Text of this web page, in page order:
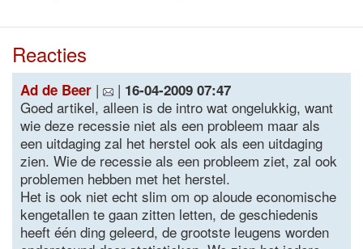
Reacties
Ad de Beer | | 16-04-2009 07:47
Goed artikel, alleen is de intro wat ongelukkig, want
wie deze recessie niet als een probleem maar als
een uitdaging zal het herstel ook als een uitdaging
zien. Wie de recessie als een probleem ziet, zal ook
problemen hebben met het herstel.
Het is ook niet echt slim om op aloude economische
kengetallen te gaan zitten letten, de geschiedenis
heeft één ding geleerd, de grootste leugens worden